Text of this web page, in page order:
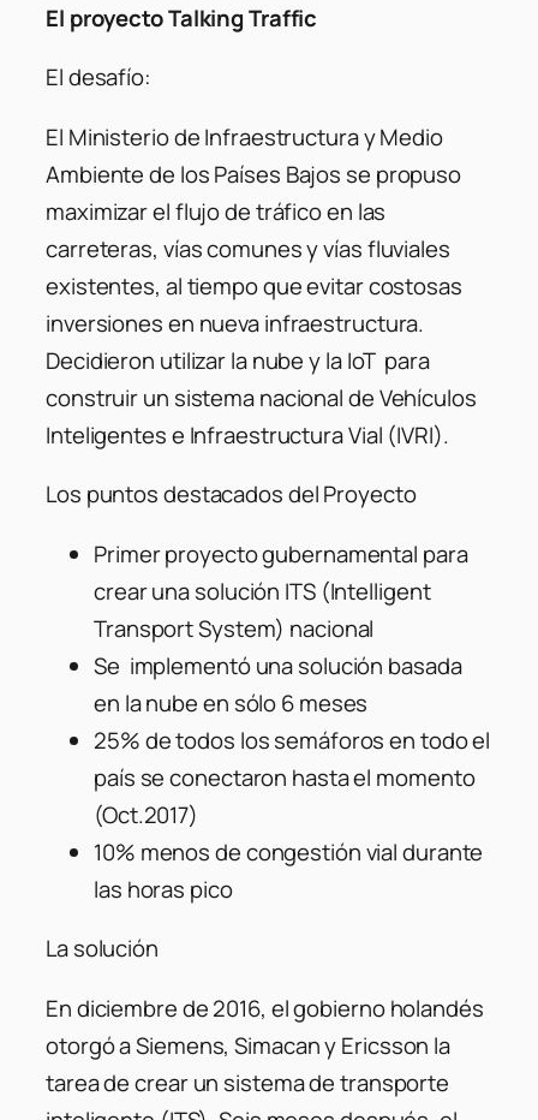
El proyecto Talking Traffic
El desafío:
El Ministerio de Infraestructura y Medio
Ambiente de los Países Bajos se propuso
maximizar el flujo de tráfico en las
carreteras, vías comunes y vías fluviales
existentes, al tiempo que evitar costosas
inversiones en nueva infraestructura.
Decidieron utilizar la nube y la IoT para
construir un sistema nacional de Vehículos
Inteligentes e Infraestructura Vial (IVRI).
Los puntos destacados del Proyecto
Primer proyecto gubernamental para
crear una solución ITS (Intelligent
Transport System) nacional
Se implementó una solución basada
en la nube en sólo 6 meses
25% de todos los semáforos en todo el
país se conectaron hasta el momento
(Oct.2017)
10% menos de congestión vial durante
las horas pico
La solución
En diciembre de 2016, el gobierno holandés
otorgó a Siemens, Simacan y Ericsson la
tarea de crear un sistema de transporte